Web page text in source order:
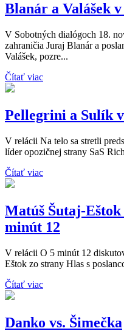
Blanár a Valášek
V Sobotných dialógoch 18.
zahraničia Juraj Blanár a
Valášek, pozre...
Čítať viac
Pellegrini a Sulík
V relácii Na telo sa stretli
líder opozičnej strany SaS
Čítať viac
Matúš Šutaj-
minút 12
V relácii O 5 minút 12
Eštok zo strany Hlas s
Čítať viac
Danko vs. Šimečka